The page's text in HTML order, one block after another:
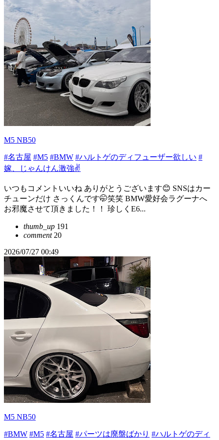
M5 NB50
#名古屋 #M5 #BMW #ハルトゲのディフューザー欲しい #
嫁、じゃんけん激強✌️
いつもコメントいいね ありがとうございます😊 SNSはカー
チューンだけ さっくんです🤭笑笑 BMW愛好会ラグーナへ
お邪魔させて頂きました！！ 珍しくE6...
thumb_up 191
comment20
2026/07/27 00:49
M5 NB50
#BMW #M5 #名古屋 #パーツは廃盤ばかり #ハルトゲのディ